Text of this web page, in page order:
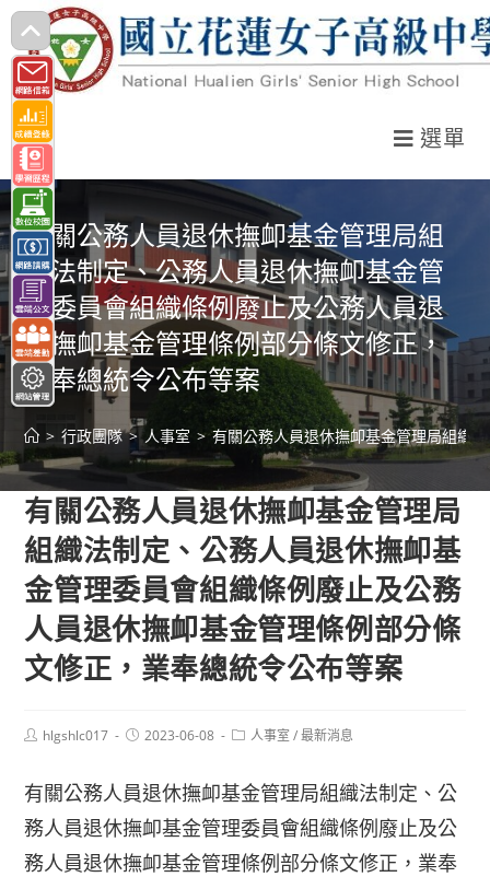
跳
轉
至
主
要
內
容
選單
有關公務人員退休撫卹基金管理局組
織法制定、公務人員退休撫卹基金管
理委員會組織條例廢止及公務人員退
休撫卹基金管理條例部分條文修正，
業奉總統令公布等案
> 行政團隊 > 人事室 > 有關公務人員退休撫卹基金管理局組織
有關公務人員退休撫卹基金管理局
組織法制定、公務人員退休撫卹基
金管理委員會組織條例廢止及公務
人員退休撫卹基金管理條例部分條
文修正，業奉總統令公布等案
Posthlgshlc017
Post2023-06-08
Post人事室 / 最新消息
有關公務人員退休撫卹基金管理局組織法制定、公
務人員退休撫卹基金管理委員會組織條例廢止及公
務人員退休撫卹基金管理條例部分條文修正，業奉